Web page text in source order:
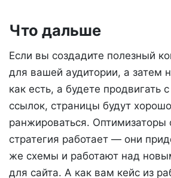
Что дальше
Если вы создадите полезный
для вашей аудитории, а затем
как есть, а будете продвигать
ссылок, страницы будут хорошо
ранжироваться. Оптимизаторы
стратегия работает — они
же схемы и работают над
для сайта. А как вам кейс из